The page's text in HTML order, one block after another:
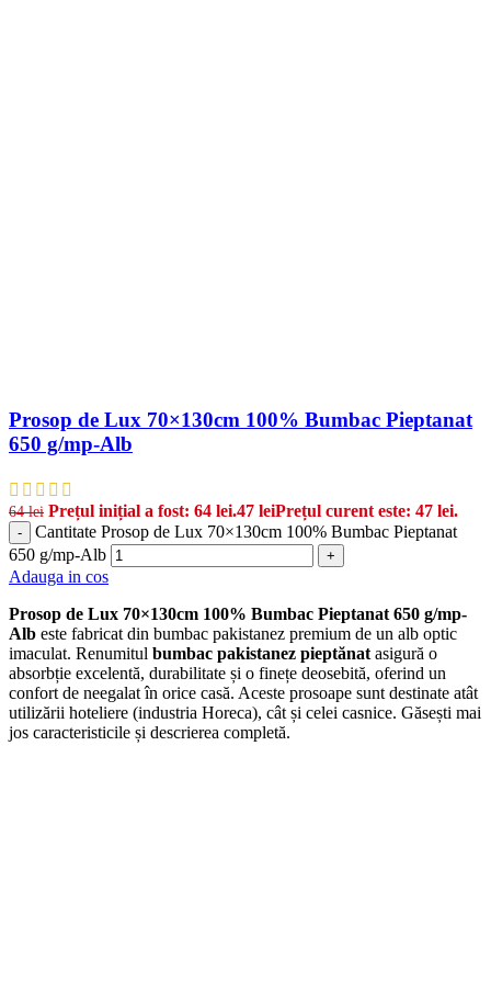
Prosop de Lux 70×130cm 100% Bumbac Pieptanat
650 g/mp-Alb
64lei Prețul inițial a fost: 64 lei.47 leiPrețul curent este: 47 lei.
-
Cantitate Prosop de Lux 70×130cm 100% Bumbac Pieptanat
650 g/mp-Alb
+
Adauga in cos
Prosop de Lux 70×130cm 100% Bumbac Pieptanat 650 g/mp-
Alb este fabricat din bumbac pakistanez premium de un alb optic
imaculat. Renumitul bumbac pakistanez pieptănat asigură o
absorbție excelentă, durabilitate și o finețe deosebită, oferind un
confort de neegalat în orice casă. Aceste prosoape sunt destinate atât
utilizării hoteliere (industria Horeca), cât și celei casnice. Găsești mai
jos caracteristicile și descrierea completă.